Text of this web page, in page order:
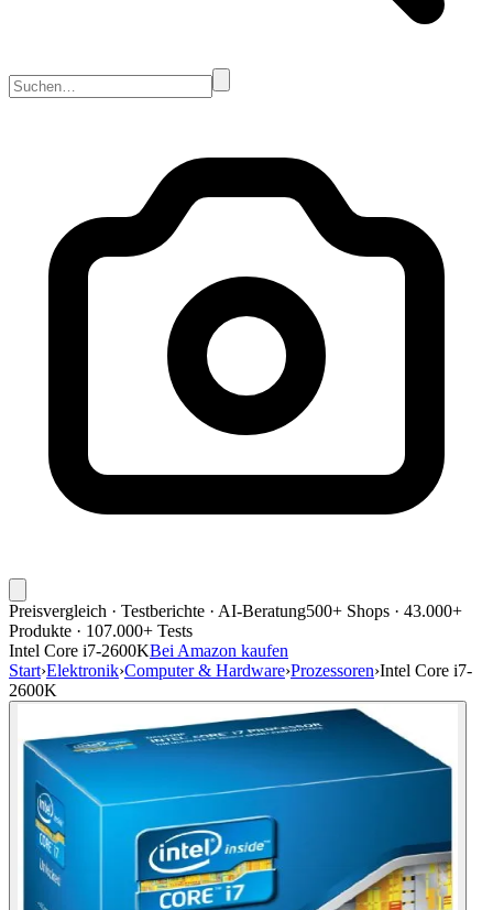
Preisvergleich · Testberichte · AI-Beratung500+ Shops · 43.000+
Produkte · 107.000+ Tests
Intel Core i7-2600KBei Amazon kaufen
Start›Elektronik›Computer & Hardware›Prozessoren›Intel Core i7-
2600K